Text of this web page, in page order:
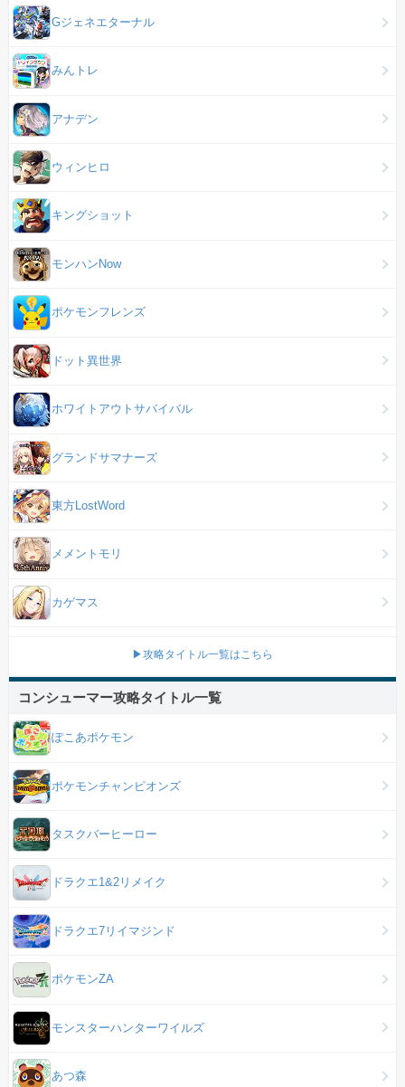
Gジェネエターナル
みんトレ
アナデン
ウィンヒロ
キングショット
モンハンNow
ポケモンフレンズ
ドット異世界
ホワイトアウトサバイバル
グランドサマナーズ
東方LostWord
メメントモリ
カゲマス
▶攻略タイトル一覧はこちら
コンシューマー攻略タイトル一覧
ぽこあポケモン
ポケモンチャンピオンズ
タスクバーヒーロー
ドラクエ1&2リメイク
ドラクエ7リイマジンド
ポケモンZA
モンスターハンターワイルズ
あつ森